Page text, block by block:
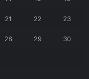
21 22 23
28 29 30